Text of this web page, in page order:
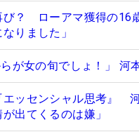
び？ ローアマ獲得の16
りました」
らが女の旬でしょ！」 河
エッセンシャル思考』
が出てくるのは嫌」